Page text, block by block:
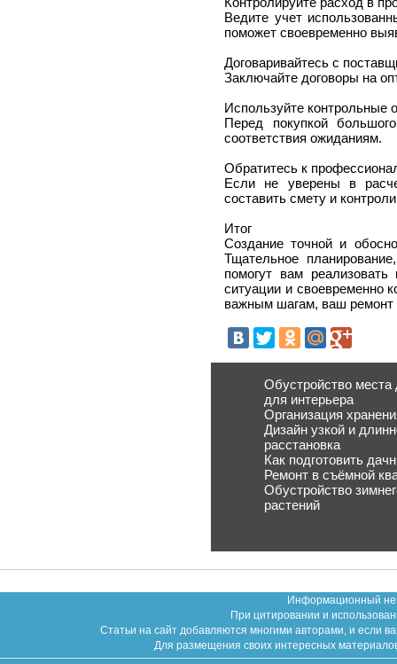
Ведите учет
поможет своевременно
Договаривайтесь с
Заключайте договоры на
Используйте контрольные
Перед покупкой
соответствия ожиданиям.
Обратитесь к
Если не уверены в
составить смету и
Итог
Создание точной и
Тщательное
помогут вам
ситуации и своевременно
важным шагам, ваш ремонт
Обустройство
для интерьера
Организация
Дизайн узкой и
расстановка
Как подготовить
Ремонт в съёмной
Обустройство
растений
Информационный
При цитировании и
Статьи на сайт добавляются многими авторами, и если
Для размещения своих интересных